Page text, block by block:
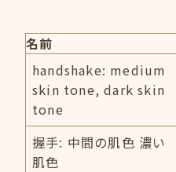
名前
handshake: medium
skin tone, dark skin
tone
握手: 中間の肌色 濃い
肌色